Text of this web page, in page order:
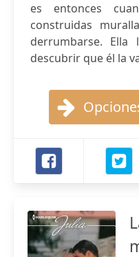
es entonces
construidas
derrumbarse.
descubrir que él la